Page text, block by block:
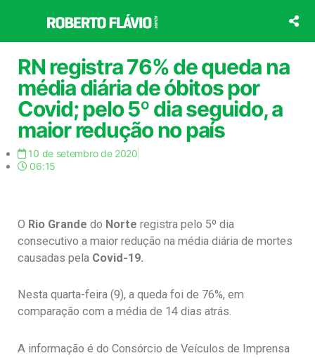
o
conteúdo
RN registra 76% de queda na
média diária de óbitos por
Covid; pelo 5º dia seguido, a
maior redução no país
10 de setembro de 2020
06:15
O Rio Grande do Norte registra pelo 5º dia
consecutivo a maior redução na média diária de mortes
causadas pela Covid-19.
Nesta quarta-feira (9), a queda foi de 76%, em
comparação com a média de 14 dias atrás.
A informação é do Consórcio de Veículos de Imprensa